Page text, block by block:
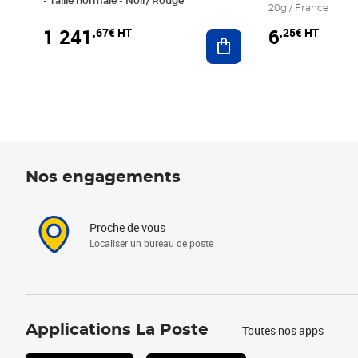
1 241 ,67€ HT Ajouter au panier
20g / France
6,25€ HT
Nos engagements
Proche de vous
Localiser un bureau de poste
Applications La Poste Toutes nos apps